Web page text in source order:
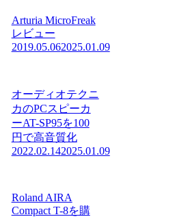
Arturia MicroFreak
レビュー
2019.05.062025.01.09
オーディオテクニ
カのPCスピーカ
ーAT-SP95を100
円で高音質化
2022.02.142025.01.09
Roland AIRA
Compact T-8を購